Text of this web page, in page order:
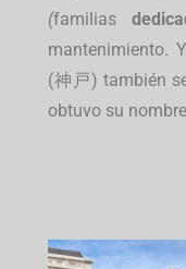
(familias
mantenimiento.
(神戸) también
obtuvo su